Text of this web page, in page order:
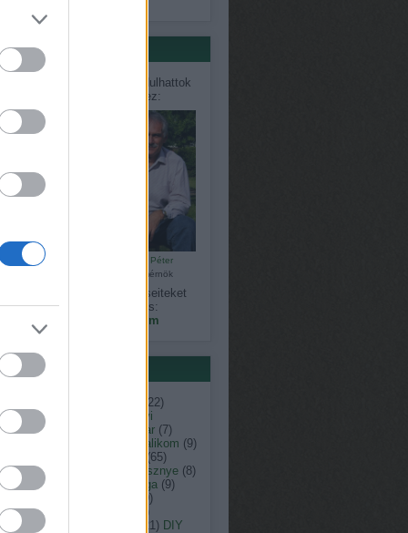
problémákkal fordulhattok
közvetlenül szakértőinkhez:
Bálint Károly
Czauner Péter
kertészmérnök
észrevételeiteket, kérdéseiteket
megoszthatjátok velünk is:
kapanyelinfo@gmail.com
22)
(13 arborétum
ásványi
33) avar (7)
bazsalikom (9)
(65)
) citrusfélék cseresznye (8)
csiga (9)
19)
péter
)
15 21) DIY